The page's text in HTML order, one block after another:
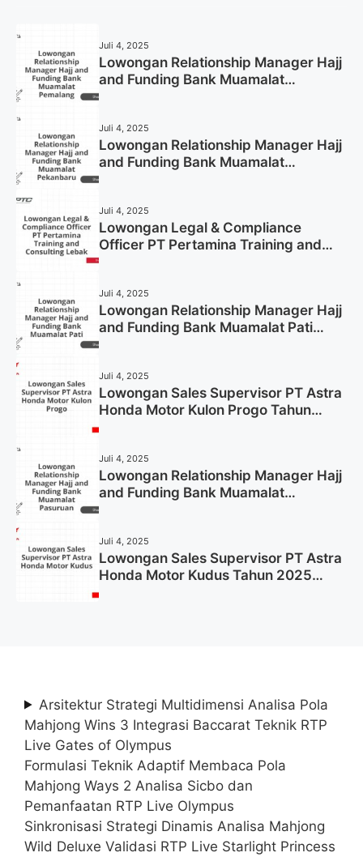
Juli 4, 2025
Lowongan Relationship Manager Hajj
and Funding Bank Muamalat
Juli 4, 2025
Lowongan Relationship Manager Hajj
and Funding Bank Muamalat
Juli 4, 2025
Lowongan Legal & Compliance
Officer PT Pertamina Training and
Juli 4, 2025
Lowongan Relationship Manager Hajj
and Funding Bank Muamalat Pati
Juli 4, 2025
Lowongan Sales Supervisor PT Astra
Honda Motor Kulon Progo Tahun
Juli 4, 2025
Lowongan Relationship Manager Hajj
and Funding Bank Muamalat
Juli 4, 2025
Lowongan Sales Supervisor PT Astra
Honda Motor Kudus Tahun 2025
Arsitektur Strategi Multidimensi Analisa Pola
Mahjong Wins 3 Integrasi Baccarat Teknik RTP
Live Gates of Olympus
Formulasi Teknik Adaptif Membaca Pola
Mahjong Ways 2 Analisa Sicbo dan
Pemanfaatan RTP Live Olympus
Sinkronisasi Strategi Dinamis Analisa Mahjong
Wild Deluxe Validasi RTP Live Starlight Princess